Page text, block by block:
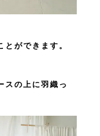
ができます。
スの上に羽織っ